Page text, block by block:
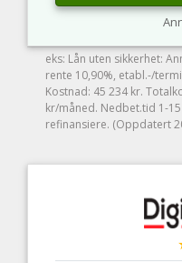
eks: Lån uten sikkerhet:
rente 10,90%, etabl.-/
Kostnad: 45 234 kr.
kr/måned. Nedbet.tid 1-
refinansiere. (Oppdatert